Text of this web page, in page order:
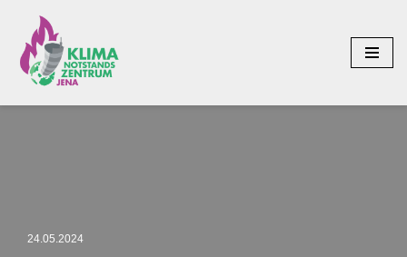
Zum
Inhalt
24.05.2024